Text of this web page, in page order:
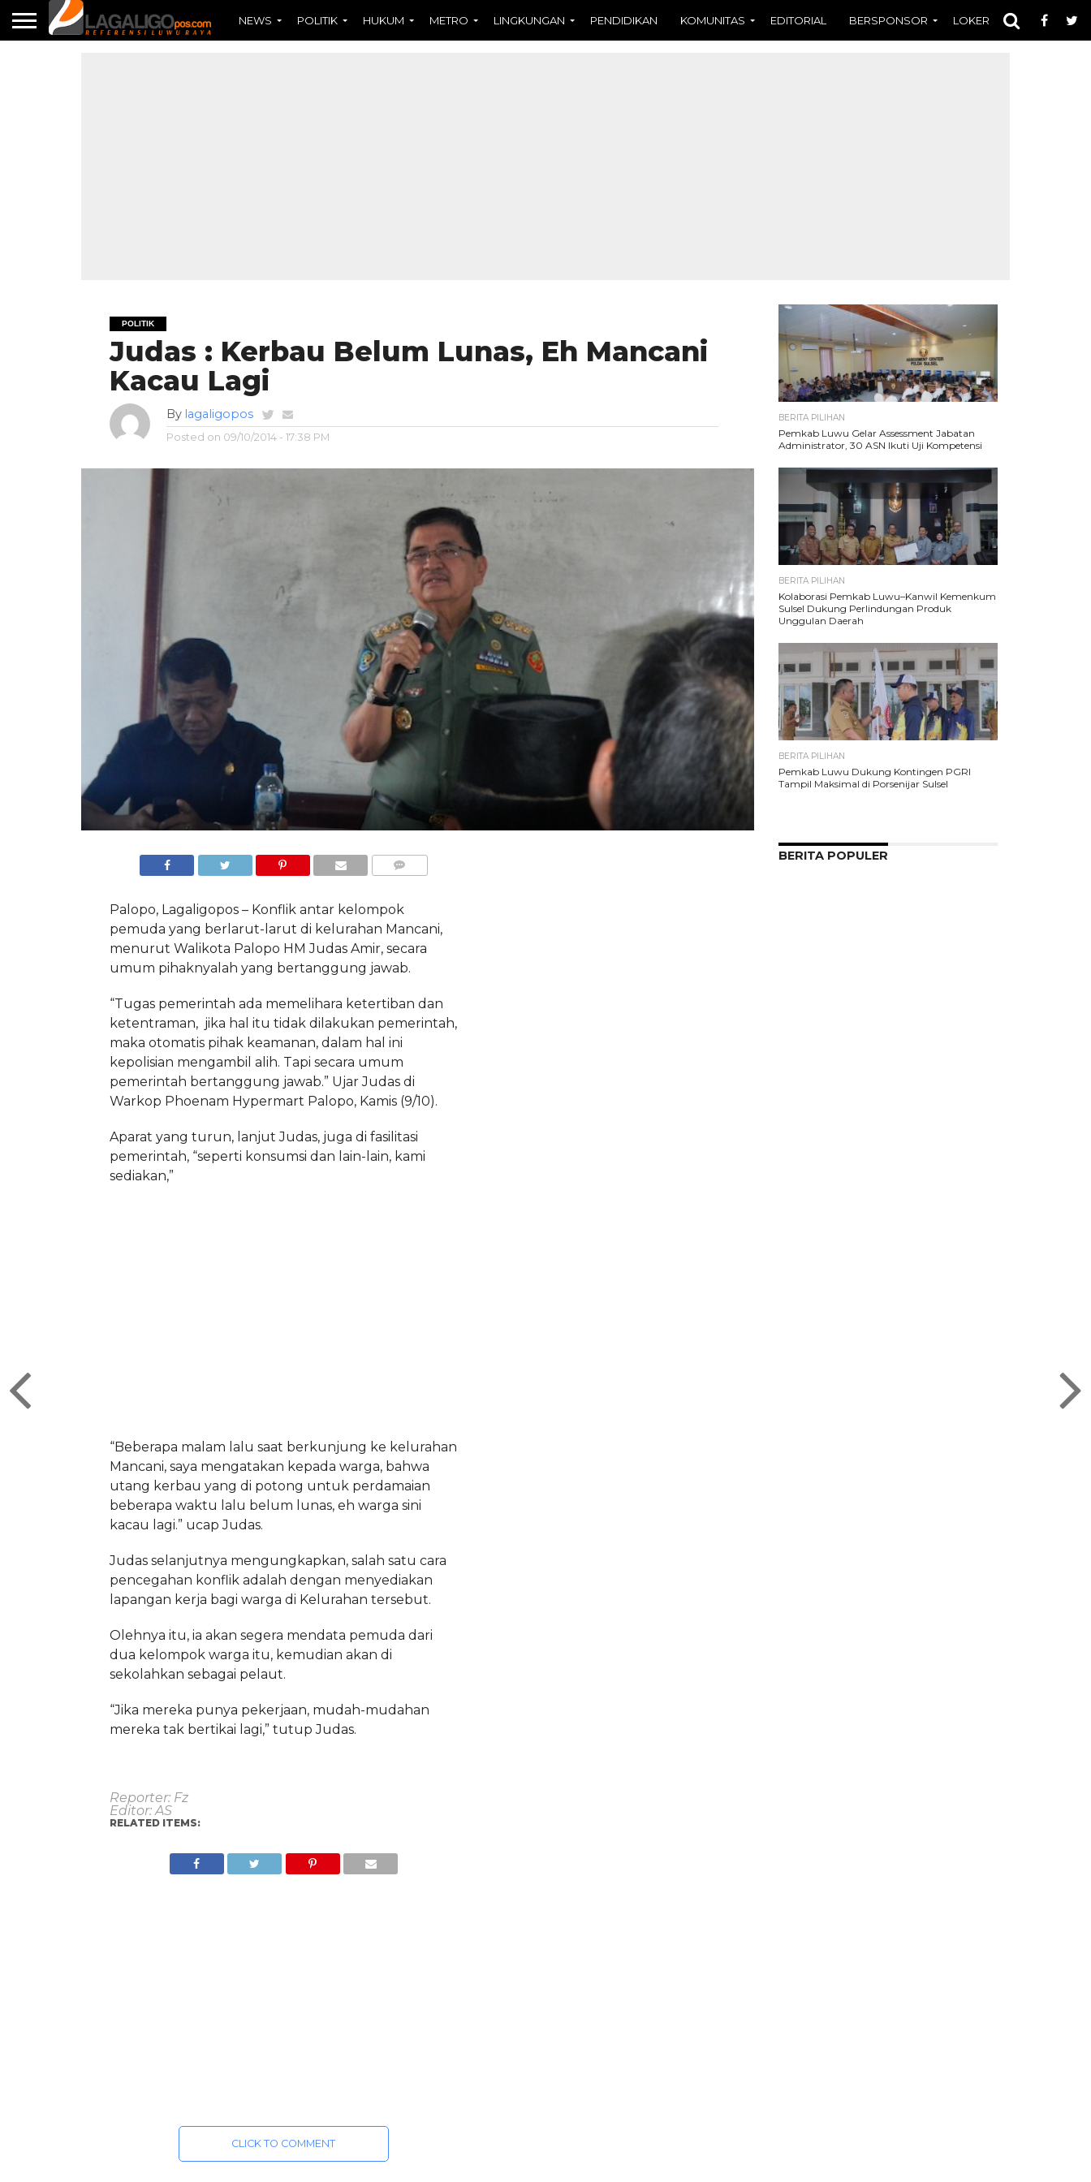
NEWS POLITIK HUKUM METRO LINGKUNGAN PENDIDIKAN KOMUNITAS EDITORIAL BERSPONSOR LOKER OPINI
POLITIK
Judas : Kerbau Belum Lunas, Eh Mancani
Kacau Lagi
By lagaligopos
Posted on 09/10/2014 - 17:38 PM
Palopo, Lagaligopos – Konflik antar kelompok
pemuda yang berlarut-larut di kelurahan Mancani,
menurut Walikota Palopo HM Judas Amir, secara
umum pihaknyalah yang bertanggung jawab.
“Tugas pemerintah ada memelihara ketertiban dan
ketentraman, jika hal itu tidak dilakukan pemerintah,
maka otomatis pihak keamanan, dalam hal ini
kepolisian mengambil alih. Tapi secara umum
pemerintah bertanggung jawab.” Ujar Judas di
Warkop Phoenam Hypermart Palopo, Kamis (9/10).
Aparat yang turun, lanjut Judas, juga di fasilitasi
pemerintah, “seperti konsumsi dan lain-lain, kami
sediakan,”
“Beberapa malam lalu saat berkunjung ke kelurahan
Mancani, saya mengatakan kepada warga, bahwa
utang kerbau yang di potong untuk perdamaian
beberapa waktu lalu belum lunas, eh warga sini
kacau lagi.” ucap Judas.
Judas selanjutnya mengungkapkan, salah satu cara
pencegahan konflik adalah dengan menyediakan
lapangan kerja bagi warga di Kelurahan tersebut.
Olehnya itu, ia akan segera mendata pemuda dari
dua kelompok warga itu, kemudian akan di
sekolahkan sebagai pelaut.
“Jika mereka punya pekerjaan, mudah-mudahan
mereka tak bertikai lagi,” tutup Judas.
Reporter: Fz
Editor: AS
RELATED ITEMS:
CLICK TO COMMENT
BERITA PILIHAN
Pemkab Luwu Gelar Assessment Jabatan
Administrator, 30 ASN Ikuti Uji Kompetensi
BERITA PILIHAN
Kolaborasi Pemkab Luwu–Kanwil Kemenkum
Sulsel Dukung Perlindungan Produk
Unggulan Daerah
BERITA PILIHAN
Pemkab Luwu Dukung Kontingen PGRI
Tampil Maksimal di Porsenijar Sulsel
BERITA POPULER